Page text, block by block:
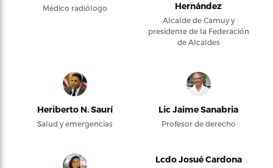
Médico radiólogo
Hernández
Alcalde de Camuy y
presidente de la Federación
de Alcaldes
Heriberto N. Saurí
Salud y emergencias
Lic Jaime Sanabria
Profesor de derecho
Lcdo Josué Cardona